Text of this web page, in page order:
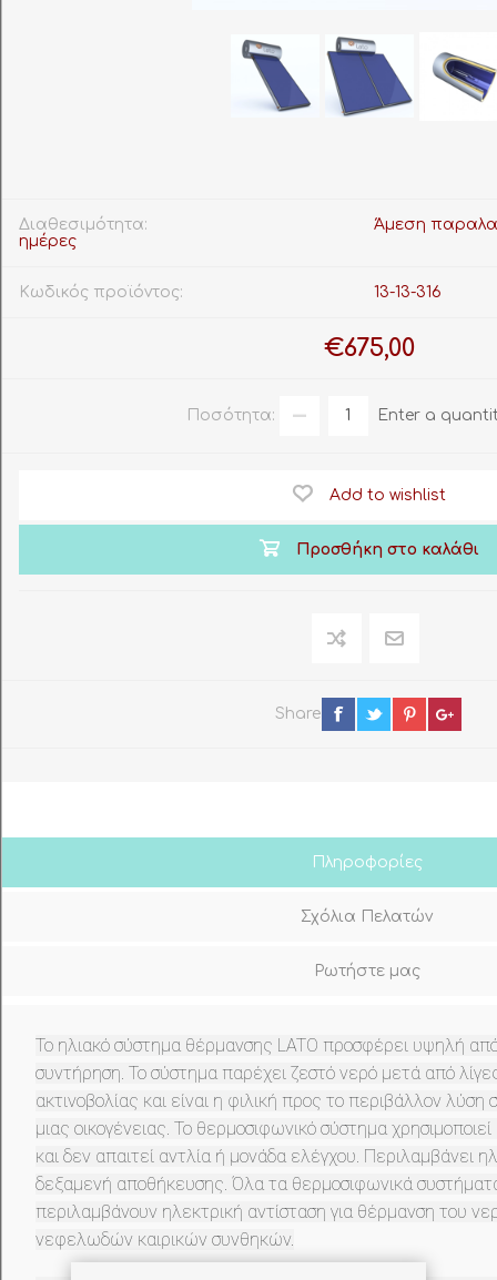
Διαθεσιμότητα:
Άμεση
ημέρες
Κωδικός προϊόντος: 13-13-316
€675,00
Ποσότητα: Enter a
Add to wishlist
Προσθήκη στο καλάθι
Share
Πληροφορίες
Σχόλια Πελατών
Ρωτήστε μας
Το ηλιακό σύστημα θέρμανσης LATO προσφέρει υψηλή
συντήρηση. Το σύστημα παρέχει ζεστό νερό μετά από
ακτινοβολίας και είναι η φιλική προς το περιβάλλον
μιας οικογένειας. To θερμοσιφωνικό σύστημα
και δεν απαιτεί αντλία ή μονάδα ελέγχου. Περιλαμβάνει
δεξαμενή αποθήκευσης. Όλα τα θερμοσιφωνικά
περιλαμβάνουν ηλεκτρική αντίσταση για θέρμανση του
νεφελωδών καιρικών συνθηκών.